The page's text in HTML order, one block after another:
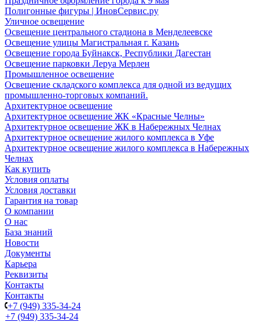
Полигонные фигуры | ИновСервис.ру
Уличное освещение
Освещение центрального стадиона в Менделеевске
Освещение улицы Магистральная г. Казань
Освещение города Буйнакск, Республики Дагестан
Освещение парковки Леруа Мерлен
Промышленное освещение
Освещение складского комплекса для одной из ведущих
промышленно-торговых компаний.
Архитектурное освещение
Архитектурное освещение ЖК «Красные Челны»
Архитектурное освещение ЖК в Набережных Челнах
Архитектурное освещение жилого комплекса в Уфе
Архитектурное освещение жилого комплекса в Набережных
Челнах
Как купить
Условия оплаты
Условия доставки
Гарантия на товар
О компании
О нас
База знаний
Новости
Документы
Карьера
Реквизиты
Контакты
Контакты
+7 (949) 335-34-24
+7 (949) 335-34-24